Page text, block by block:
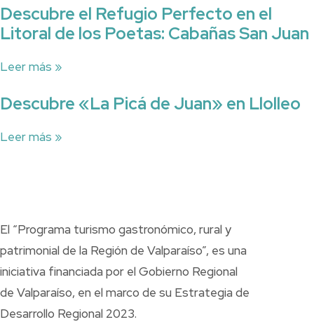
Descubre el Refugio Perfecto en el
Litoral de los Poetas: Cabañas San Juan
Leer más »
Descubre «La Picá de Juan» en Llolleo
Leer más »
El “Programa turismo gastronómico, rural y
patrimonial de la Región de Valparaíso”, es una
iniciativa financiada por el Gobierno Regional
de Valparaíso, en el marco de su Estrategia de
Desarrollo Regional 2023.